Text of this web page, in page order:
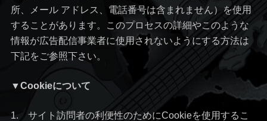
所、メール アドレス、電話番号は含まれません）を使用
することがあります。このプロセスの詳細やこのような
情報が広告配信事業者に使用されないようにする方法は
下記をご参照下さい。
▼Cookieについて
1. サイト訪問者の利便性のためにCookieを使用するこ